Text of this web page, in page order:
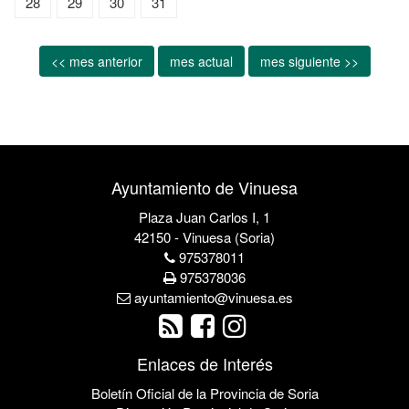
<< mes anterior mes actual mes siguiente >>
Ayuntamiento de Vinuesa
Plaza Juan Carlos I, 1
42150 - Vinuesa (Soria)
975378011
975378036
ayuntamiento@vinuesa.es
Enlaces de Interés
Boletín Oficial de la Provincia de Soria